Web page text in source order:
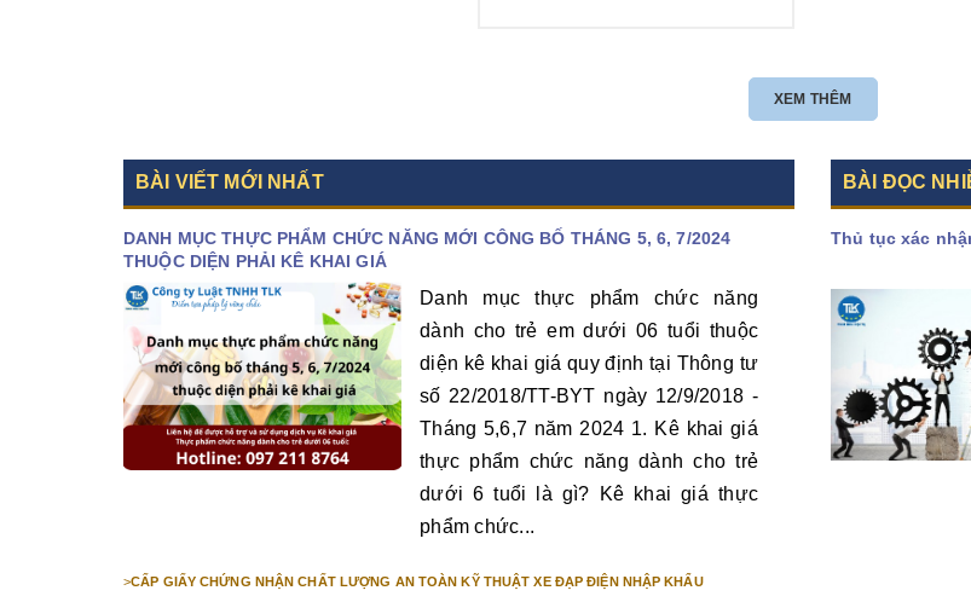
XEM THÊM
BÀI VIẾT MỚI NHẤT
DANH MỤC THỰC PHẨM CHỨC NĂNG MỚI CÔNG BỐ THÁNG 5, 6, 7/2024
THUỘC DIỆN PHẢI KÊ KHAI GIÁ
Danh mục thực phẩm chức năng
dành cho trẻ em dưới 06 tuổi thuộc
diện kê khai giá quy định tại Thông tư
số 22/2018/TT-BYT ngày 12/9/2018 -
Tháng 5,6,7 năm 2024 1. Kê khai giá
thực phẩm chức năng dành cho trẻ
dưới 6 tuổi là gì? Kê khai giá thực
phẩm chức...
>CẤP GIẤY CHỨNG NHẬN CHẤT LƯỢNG AN TOÀN KỸ THUẬT XE ĐẠP ĐIỆN NHẬP KHẨU
BÀI ĐỌC
Thủ tục xác